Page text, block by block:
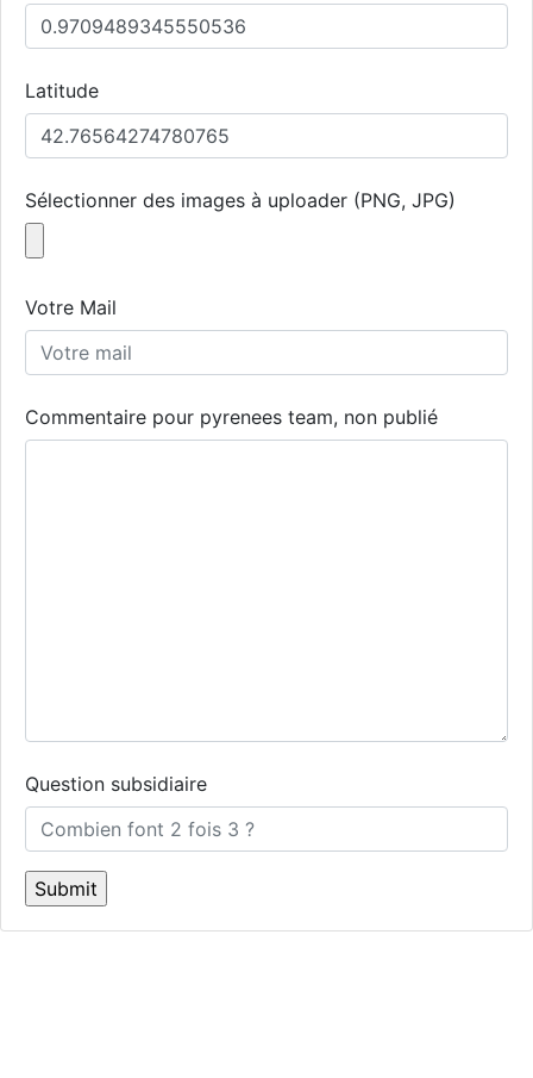
Latitude
Sélectionner des images à uploader (PNG, JPG)
Votre Mail
Commentaire pour pyrenees team, non publié
Question subsidiaire